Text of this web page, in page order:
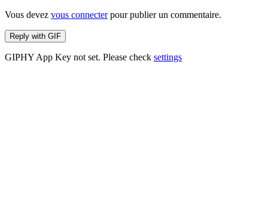
Vous devez vous connecterpour publier un commentaire.
Reply with GIF
GIPHY App Key not set. Please check settings